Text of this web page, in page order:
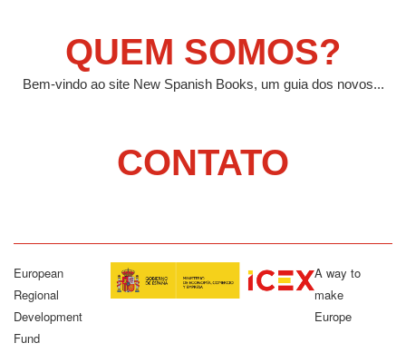
QUEM SOMOS?
Bem-vindo ao site New Spanish Books, um guia dos novos...
CONTATO
European
Regional
Development
Fund
A way to
make
Europe